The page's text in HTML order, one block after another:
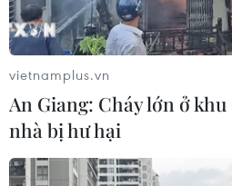
vietnamplus.vn
An Giang: Cháy lớn ở
nhà bị hư hại